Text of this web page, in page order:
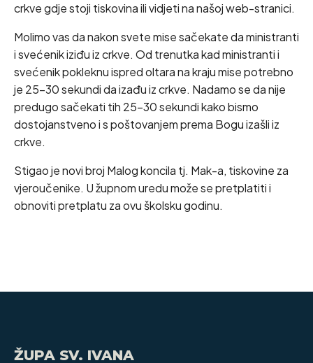
crkve gdje stoji tiskovina ili vidjeti na našoj web-stranici.
Molimo vas da nakon svete mise sačekate da ministranti
i svećenik iziđu iz crkve. Od trenutka kad ministranti i
svećenik pokleknu ispred oltara na kraju mise potrebno
je 25-30 sekundi da izađu iz crkve. Nadamo se da nije
predugo sačekati tih 25-30 sekundi kako bismo
dostojanstveno i s poštovanjem prema Bogu izašli iz
crkve.
Stigao je novi broj Malog koncila tj. Mak-a, tiskovine za
vjeroučenike. U župnom uredu može se pretplatiti i
obnoviti pretplatu za ovu školsku godinu.
ŽUPA SV. IVANA